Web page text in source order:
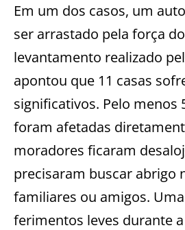
Em um dos casos, um
ser arrastado pela força
levantamento realizado
apontou que 11 casas
significativos. Pelo menos
foram afetadas
moradores ficaram
precisaram buscar abrigo
familiares ou amigos.
ferimentos leves durante